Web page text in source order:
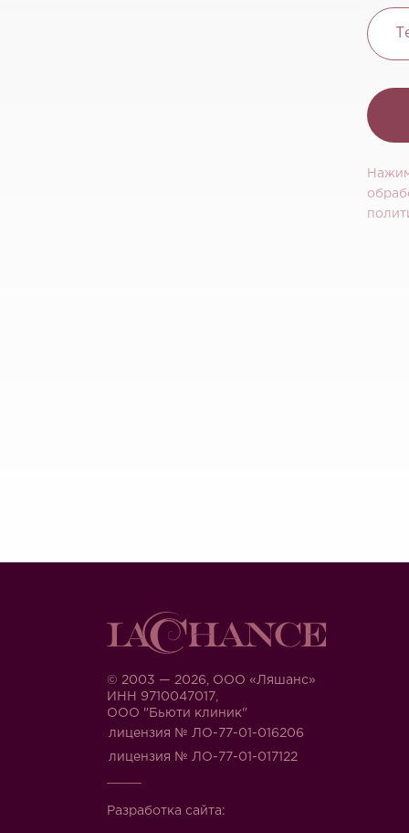
© 2003 — 2026, ООО «Ляшанс»
ИНН 9710047017,
ООО "Бьюти клиник"
лицензия № ЛО-77-01-016206
лицензия № ЛО-77-01-017122
Разработка сайта: